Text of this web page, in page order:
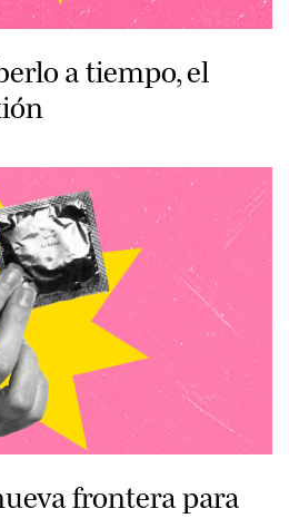
a tiempo, el
frontera para